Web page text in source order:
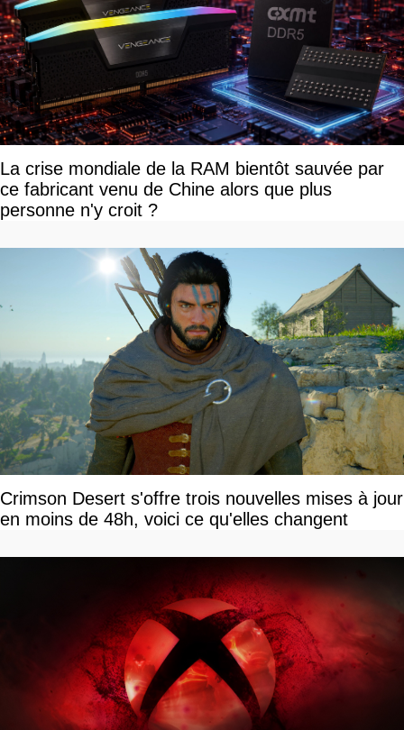
La crise mondiale de la RAM bientôt sauvée par
ce fabricant venu de Chine alors que plus
personne n'y croit ?
Crimson Desert s'offre trois nouvelles mises à jour
en moins de 48h, voici ce qu'elles changent